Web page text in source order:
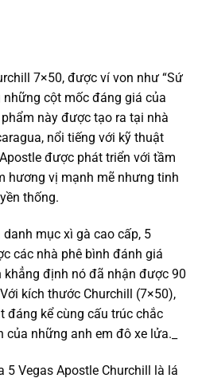
7×50, được ví von như “Sứ
những cột mốc đáng giá của
này được tạo ra tại nhà
nổi tiếng với kỹ thuật
được phát triển với tầm
hương vị mạnh mẽ nhưng tinh
thống.
mục xì gà cao cấp, 5
các nhà phê bình đánh giá
khẳng định nó đã nhận được 90
kích thước Churchill (7×50),
đáng kể cùng cấu trúc chắc
những anh em đô xe lửa._
5 Vegas Apostle Churchill là lá